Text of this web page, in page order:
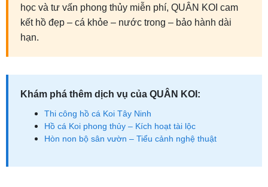
học và tư vấn phong thủy miễn phí, QUÂN KOI cam
kết hồ đẹp – cá khỏe – nước trong – bảo hành dài
hạn.
Khám phá thêm dịch vụ của QUÂN KOI:
Thi công hồ cá Koi Tây Ninh
Hồ cá Koi phong thủy – Kích hoạt tài lộc
Hòn non bộ sân vườn – Tiểu cảnh nghệ thuật